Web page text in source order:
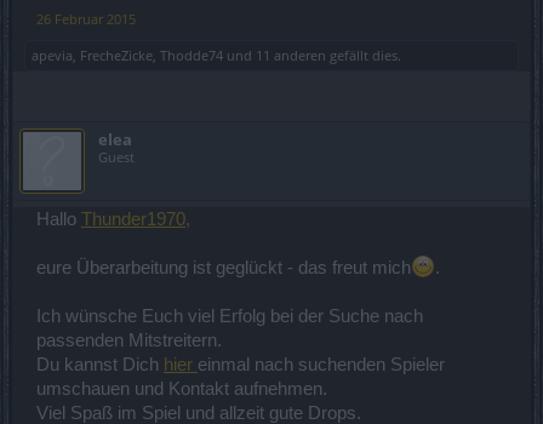
26 Februar 2015
apevia, FrecheZicke, Thodde74 und 11 anderen gefällt dies.
elea
Guest
Hallo Thunder1970,
eure Überarbeitung ist geglückt - das freut mich .
Ich wünsche Euch viel Erfolg bei der Suche nach
passenden Mitstreitern.
Du kannst Dich hier einmal nach suchenden Spieler
umschauen und Kontakt aufnehmen.
Viel Spaß im Spiel und allzeit gute Drops.